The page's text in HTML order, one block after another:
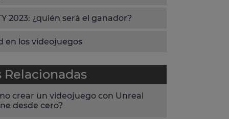
2023: ¿quién será el ganador?
en los videojuegos
Relacionadas
crear un videojuego con Unreal
desde cero?